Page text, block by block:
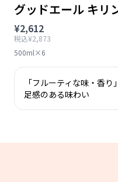
グッドエール キリ
¥2,612
税込¥2,873
500ml×6
「フルーティな味・香
足感のある味わい